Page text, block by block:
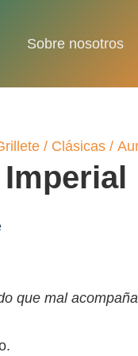
Sobre nosotros
/ Clásicas /
€.
que mal